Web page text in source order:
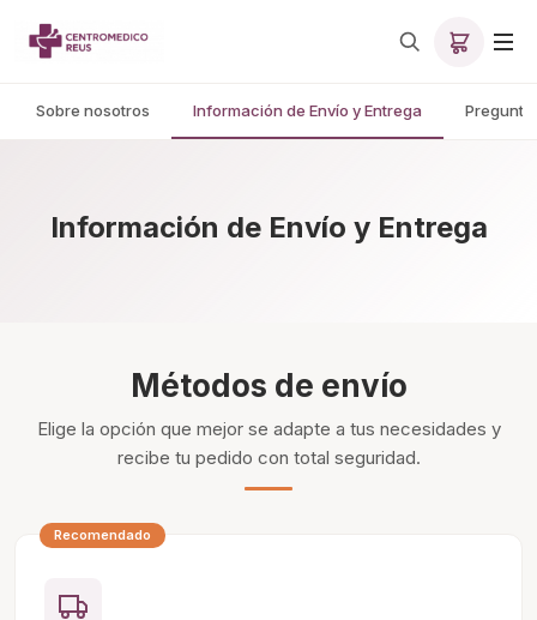
Sobre nosotros Información de Envío y Entrega
Información de Envío y Entrega
Métodos de envío
Elige la opción que mejor se adapte a tus necesidades y
recibe tu pedido con total seguridad.
Recomendado